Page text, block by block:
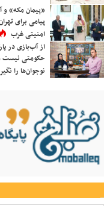
«پیمان مکه»
پیامی برای
امنیتی غرب
از آب‌بازی در
حکومتی نیست
نوجوان‌ها را